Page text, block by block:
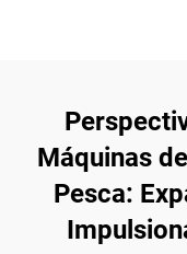
Máquinas
Pesca: